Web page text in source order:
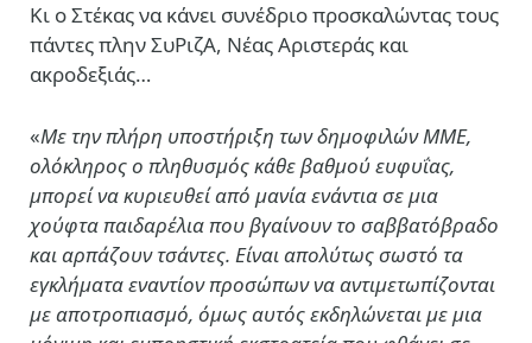
Κι ο Στέκας να κάνει συνέδριο προσκαλώντας τους
πάντες πλην ΣυΡιζΑ, Νέας Αριστεράς και
ακροδεξιάς…
«Με την πλήρη υποστήριξη των δημοφιλών ΜΜΕ,
ολόκληρος ο πληθυσμός κάθε βαθμού ευφυΐας,
μπορεί να κυριευθεί από μανία ενάντια σε μια
χούφτα παιδαρέλια που βγαίνουν το σαββατόβραδο
και αρπάζουν τσάντες. Είναι απολύτως σωστό τα
εγκλήματα εναντίον προσώπων να αντιμετωπίζονται
με αποτροπιασμό, όμως αυτός εκδηλώνεται με μια